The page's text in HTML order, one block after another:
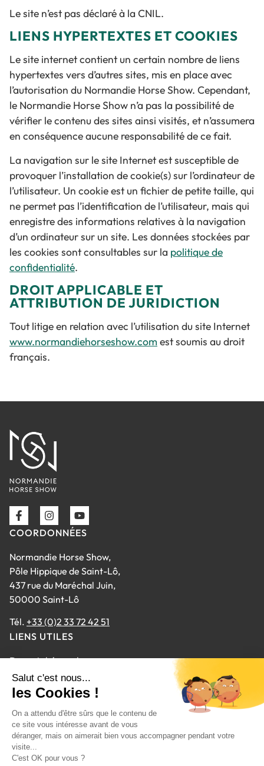
Le site n’est pas déclaré à la CNIL.
LIENS HYPERTEXTES ET COOKIES
Le site internet contient un certain nombre de liens
hypertextes vers d’autres sites, mis en place avec
l’autorisation du Normandie Horse Show. Cependant,
le Normandie Horse Show n’a pas la possibilité de
vérifier le contenu des sites ainsi visités, et n’assumera
en conséquence aucune responsabilité de ce fait.
La navigation sur le site Internet est susceptible de
provoquer l’installation de cookie(s) sur l’ordinateur de
l’utilisateur. Un cookie est un fichier de petite taille, qui
ne permet pas l’identification de l’utilisateur, mais qui
enregistre des informations relatives à la navigation
d’un ordinateur sur un site. Les données stockées par
les cookies sont consultables sur la politique de
confidentialité.
DROIT APPLICABLE ET
ATTRIBUTION DE JURIDICTION
Tout litige en relation avec l’utilisation du site Internet
www.normandiehorseshow.com est soumis au droit
français.
COORDONNÉES
Normandie Horse Show,
Pôle Hippique de Saint-Lô,
437 rue du Maréchal Juin,
50000 Saint-Lô
Tél. +33 (0)2 33 72 42 51
LIENS UTILES
Devenir bénevole
Questions fréquentes
Contact
MENTIONS OBLIGATOIRES
Gestion des cookies